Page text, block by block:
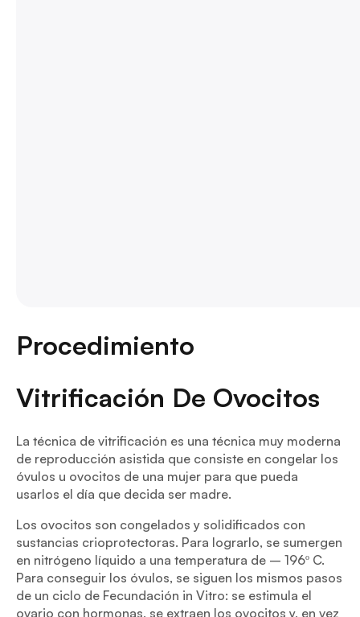
Procedimiento
Vitrificación De Ovocitos
La técnica de vitrificación es una técnica muy moderna
de reproducción asistida que consiste en congelar los
óvulos u ovocitos de una mujer para que pueda
usarlos el día que decida ser madre.
Los ovocitos son congelados y solidificados con
sustancias crioprotectoras. Para lograrlo, se sumergen
en nitrógeno líquido a una temperatura de – 196º C.
Para conseguir los óvulos, se siguen los mismos pasos
de un ciclo de Fecundación in Vitro: se estimula el
ovario con hormonas, se extraen los ovocitos y, en vez